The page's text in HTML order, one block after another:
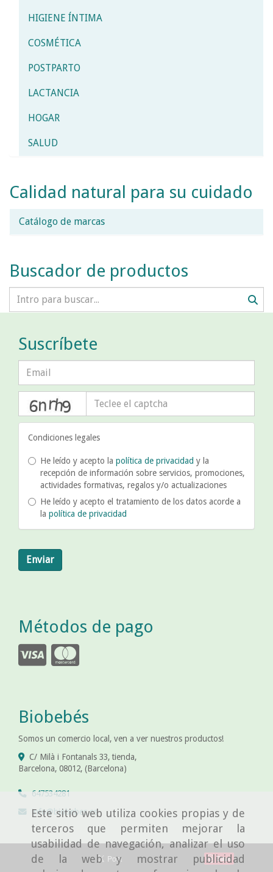
Este sitio web utiliza cookies propias y de
terceros que permiten mejorar la
usabilidad de navegación, analizar el uso
de la web y mostrar publicidad
HIGIENE ÍNTIMA
COSMÉTICA
POSTPARTO
LACTANCIA
HOGAR
SALUD
Calidad natural para su cuidado
Catálogo de marcas
Buscador de productos
Suscríbete
Condiciones legales
He leído y acepto la política de privacidad y la
recepción de información sobre servicios, promociones,
actividades formativas, regalos y/o actualizaciones
He leído y acepto el tratamiento de los datos acorde a
la política de privacidad
Enviar
Métodos de pago
Biobebés
Somos un comercio local, ven a ver nuestros productos!
C/ Milà i Fontanals 33, tienda,
Barcelona, 08012, (Barcelona)
647534281
info
biobebes.es
Save